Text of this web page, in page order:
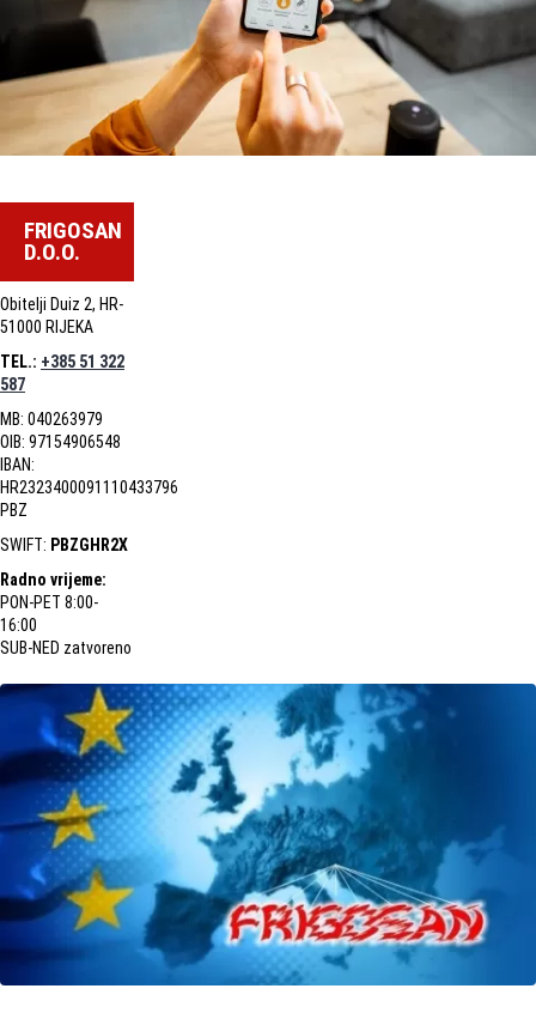
FRIGOSAN
D.O.O.
Obitelji Duiz 2, HR-
51000 RIJEKA
TEL.: +385 51 322
587
MB: 040263979
OIB: 97154906548
IBAN:
HR2323400091110433796
PBZ
SWIFT: PBZGHR2X
Radno vrijeme:
PON-PET 8:00-
16:00
SUB-NED zatvoreno